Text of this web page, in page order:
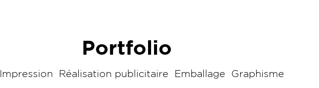
Portfolio
Impression Réalisation publicitaire Emballage Graphisme